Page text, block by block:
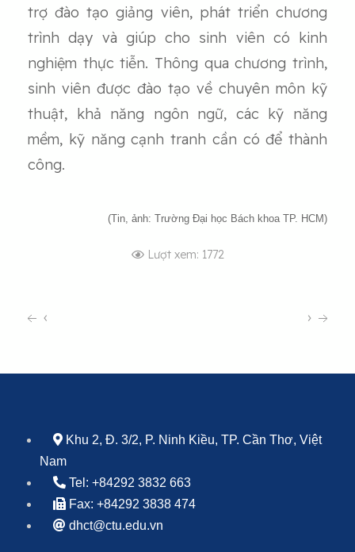
trợ đào tạo giảng viên, phát triển chương
trình dạy và giúp cho sinh viên có kinh
nghiệm thực tiễn. Thông qua chương trình,
sinh viên được đào tạo về chuyên môn kỹ
thuật, khả năng ngôn ngữ, các kỹ năng
mềm, kỹ năng cạnh tranh cần có để thành
công.
(Tin, ảnh: Trường Đại học Bách khoa TP. HCM)
Lượt xem: 1772
‹ ›
Khu 2, Đ. 3/2, P. Ninh Kiều, TP. Cần Thơ, Việt
Nam
Tel: +84292 3832 663
Fax: +84292 3838 474
dhct@ctu.edu.vn